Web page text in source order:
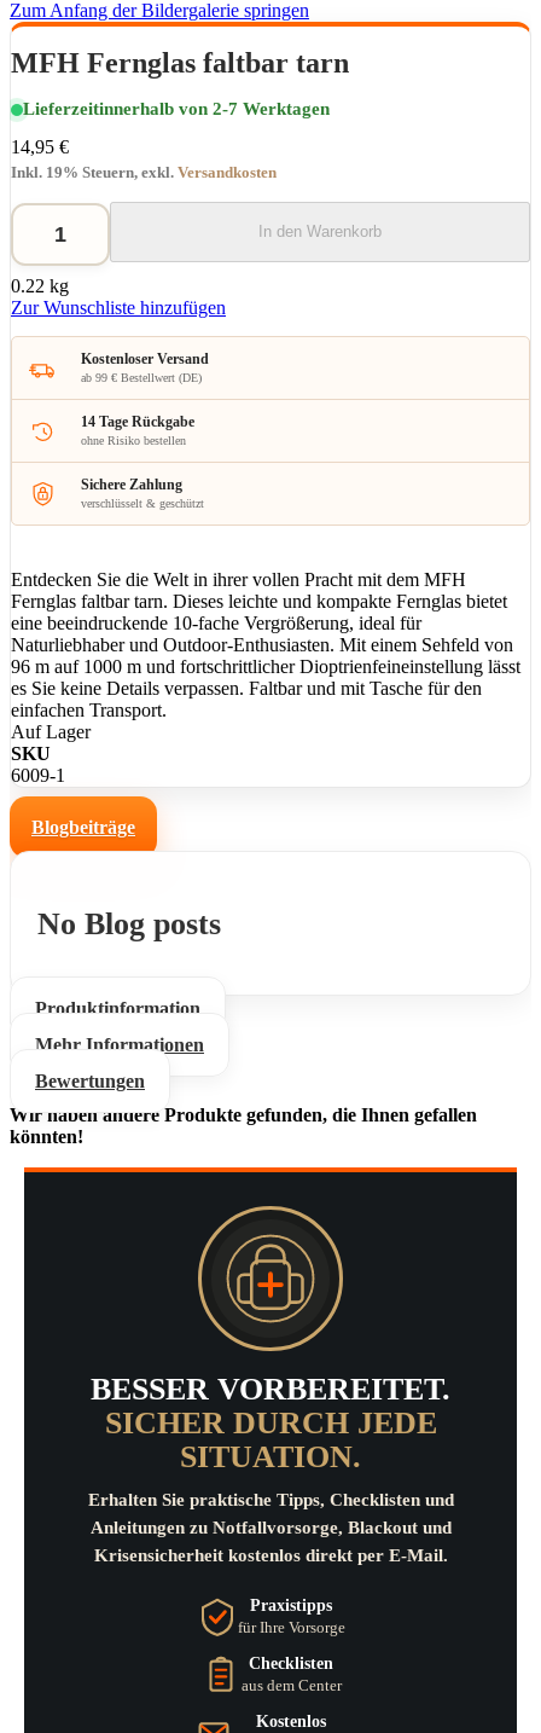
Zum Anfang der Bildergalerie springen
MFH Fernglas faltbar tarn
Lieferzeitinnerhalb von 2-7 Werktagen
14,95 €
Inkl. 19% Steuern, exkl. Versandkosten
In den Warenkorb
0.22 kg
Zur Wunschliste hinzufügen
Kostenloser Versand
ab 99 € Bestellwert (DE)
14 Tage Rückgabe
ohne Risiko bestellen
Sichere Zahlung
verschlüsselt & geschützt
Entdecken Sie die Welt in ihrer vollen Pracht mit dem MFH
Fernglas faltbar tarn. Dieses leichte und kompakte Fernglas bietet
eine beeindruckende 10-fache Vergrößerung, ideal für
Naturliebhaber und Outdoor-Enthusiasten. Mit einem Sehfeld von
96 m auf 1000 m und fortschrittlicher Dioptrienfeineinstellung lässt
es Sie keine Details verpassen. Faltbar und mit Tasche für den
einfachen Transport.
Auf Lager
SKU
6009-1
Blogbeiträge
No Blog posts
Produktinformation
Mehr Informationen
Bewertungen
Wir haben andere Produkte gefunden, die Ihnen gefallen
könnten!
BESSER VORBEREITET.
SICHER DURCH JEDE
SITUATION.
Erhalten Sie praktische Tipps, Checklisten und
Anleitungen zu Notfallvorsorge, Blackout und
Krisensicherheit kostenlos direkt per E-Mail.
Praxistipps
für Ihre Vorsorge
Checklisten
aus dem Center
Kostenlos